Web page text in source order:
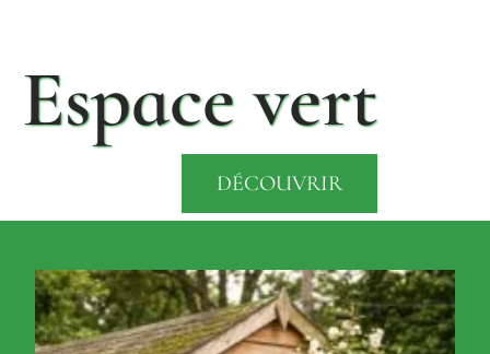
Espace vert
DÉCOUVRIR